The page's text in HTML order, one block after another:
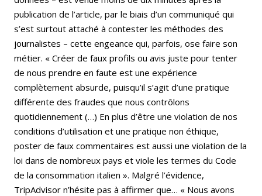
publication de l’article, par le biais d’un communiqué qui
s’est surtout attaché à contester les méthodes des
journalistes – cette engeance qui, parfois, ose faire son
métier. « Créer de faux profils ou avis juste pour tenter
de nous prendre en faute est une expérience
complètement absurde, puisqu’il s’agit d’une pratique
différente des fraudes que nous contrôlons
quotidiennement (…) En plus d’être une violation de nos
conditions d’utilisation et une pratique non éthique,
poster de faux commentaires est aussi une violation de la
loi dans de nombreux pays et viole les termes du Code
de la consommation italien ». Malgré l’évidence,
TripAdvisor n’hésite pas à affirmer que… « Nous avons